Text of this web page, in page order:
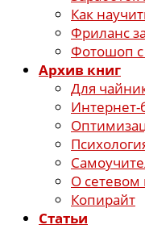
Как
Фриланс
Фотошоп с
Архив книг
Для
Интернет-
О сетевом
Копирайт
Статьи